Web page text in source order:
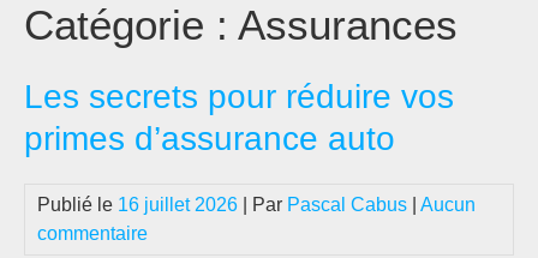
Catégorie : Assurances
Les secrets pour réduire vos
primes d’assurance auto
Publié le 16 juillet 2026 | Par Pascal Cabus
Aucun
commentaire